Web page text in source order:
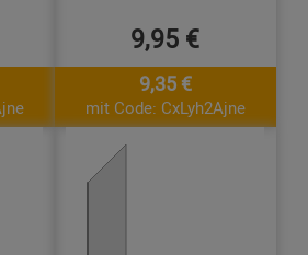
9,95 €
9,35 €
mit Code: CxLyh2Ajne